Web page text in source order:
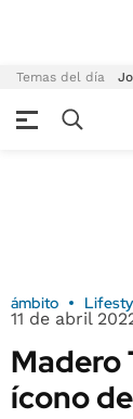
Temas del día
ámbito
11 de abril
Madero
ícono